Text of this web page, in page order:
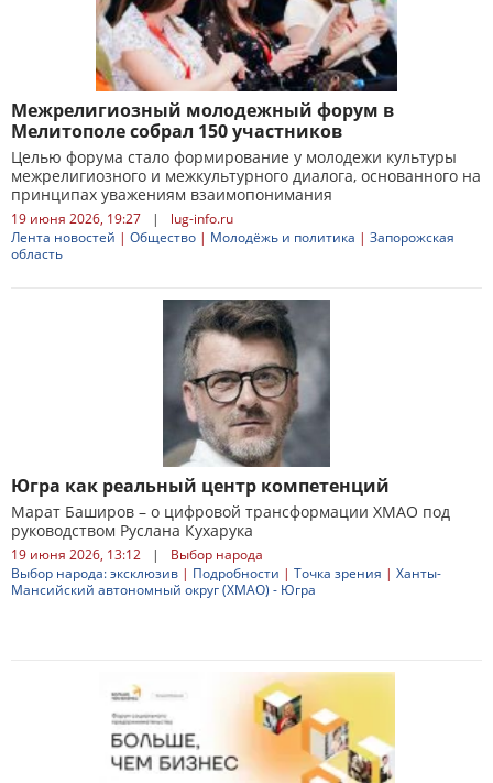
Межрелигиозный молодежный форум в
Мелитополе собрал 150 участников
Целью форума стало формирование у молодежи культуры
межрелигиозного и межкультурного диалога, основанного на
принципах уважениям взаимопонимания
19 июня 2026, 19:27 |
lug-info.ru
Лента новостей | Общество | Молодёжь и политика | Запорожская
область
Югра как реальный центр компетенций
Марат Баширов – о цифровой трансформации ХМАО под
руководством Руслана Кухарука
19 июня 2026, 13:12 |
Выбор народа
Выбор народа: эксклюзив | Подробности | Точка зрения | Ханты-
Мансийский автономный округ (ХМАО) - Югра